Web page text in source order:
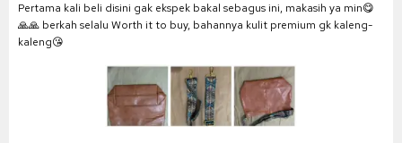
Pertama kali beli disini gak ekspek bakal sebagus ini, makasih ya min😋
🙏🙏 berkah selalu Worth it to buy, bahannya kulit premium gk kaleng-
kaleng😘